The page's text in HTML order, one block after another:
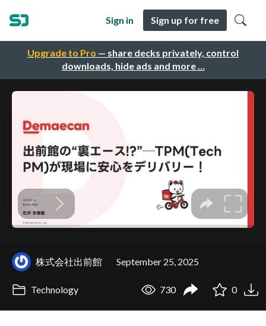
Upgrade to Pro — share decks privately, control
downloads, hide ads and more …
Sign in Sign up for free
株式会社出前館 September 25, 2025
Technology 730 0